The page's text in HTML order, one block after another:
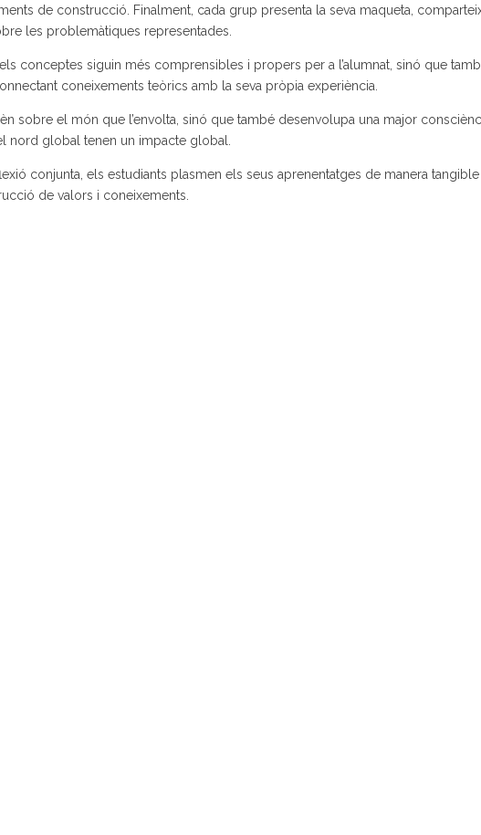
de construcció. Finalment, cada grup presenta la seva maqueta,
les problemàtiques representades.
conceptes siguin més comprensibles i propers per a l’alumnat, sinó que
coneixements teòrics amb la seva pròpia experiència.
sobre el món que l’envolta, sinó que també desenvolupa una major
nord global tenen un impacte global.
conjunta, els estudiants plasmen els seus aprenentatges de manera tangible
de valors i coneixements.